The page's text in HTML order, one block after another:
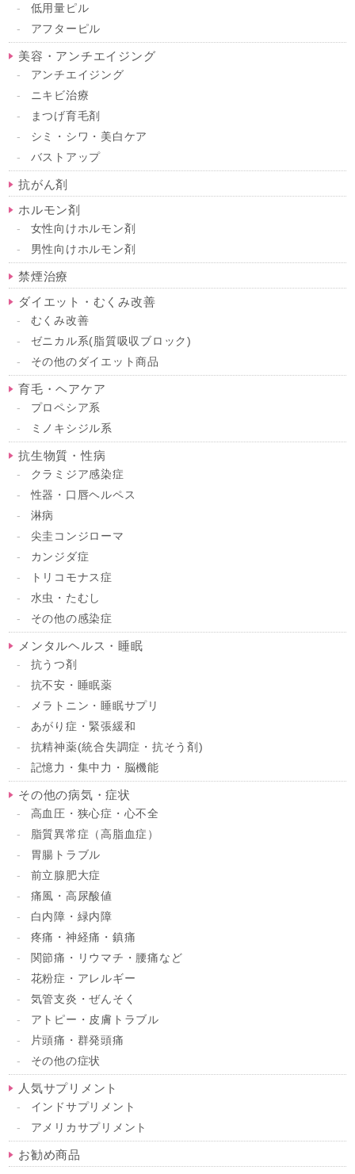
低用量ピル
アフターピル
美容・アンチエイジング
アンチエイジング
ニキビ治療
まつげ育毛剤
シミ・シワ・美白ケア
バストアップ
抗がん剤
ホルモン剤
女性向けホルモン剤
男性向けホルモン剤
禁煙治療
ダイエット・むくみ改善
むくみ改善
ゼニカル系(脂質吸収ブロック)
その他のダイエット商品
育毛・ヘアケア
プロペシア系
ミノキシジル系
抗生物質・性病
クラミジア感染症
性器・口唇ヘルペス
淋病
尖圭コンジローマ
カンジダ症
トリコモナス症
水虫・たむし
その他の感染症
メンタルヘルス・睡眠
抗うつ剤
抗不安・睡眠薬
メラトニン・睡眠サプリ
あがり症・緊張緩和
抗精神薬(統合失調症・抗そう剤)
記憶力・集中力・脳機能
その他の病気・症状
高血圧・狭心症・心不全
脂質異常症（高脂血症）
胃腸トラブル
前立腺肥大症
痛風・高尿酸値
白内障・緑内障
疼痛・神経痛・鎮痛
関節痛・リウマチ・腰痛など
花粉症・アレルギー
気管支炎・ぜんそく
アトピー・皮膚トラブル
片頭痛・群発頭痛
その他の症状
人気サプリメント
インドサプリメント
アメリカサプリメント
お勧め商品